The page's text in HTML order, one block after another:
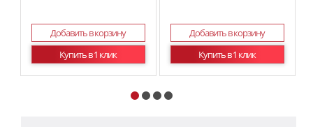
Добавить в корзину
Купить в 1 клик
Добавить в корзину
Купить в 1 клик